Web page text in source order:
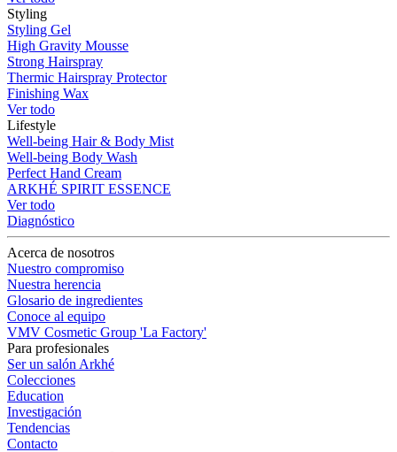
Styling
Styling Gel
High Gravity Mousse
Strong Hairspray
Thermic Hairspray Protector
Finishing Wax
Ver todo
Lifestyle
Well-being Hair & Body Mist
Well-being Body Wash
Perfect Hand Cream
ARKHÉ SPIRIT ESSENCE
Ver todo
Diagnóstico
Acerca de nosotros
Nuestro compromiso
Nuestra herencia
Glosario de ingredientes
Conoce al equipo
VMV Cosmetic Group 'La Factory'
Para profesionales
Ser un salón Arkhé
Colecciones
Education
Investigación
Tendencias
Contacto